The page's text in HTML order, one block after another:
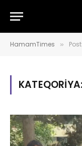
HamamTimes »
KATEQORIYA: